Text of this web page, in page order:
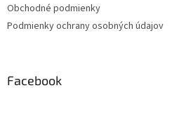
Obchodné podmienky
Podmienky ochrany osobných údajov
Facebook